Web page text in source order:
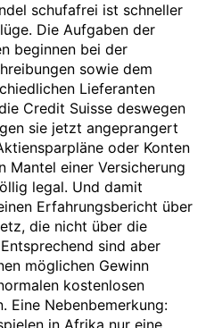
schufafrei ist schneller
Die Aufgaben der
beginnen bei der
sowie dem
Lieferanten
Credit Suisse deswegen
sie jetzt angeprangert
oder Konten
Mantel einer Versicherung
legal. Und damit
Erfahrungsbericht über
die nicht über die
sind aber
möglichen Gewinn
kostenlosen
Eine Nebenbemerkung:
in Afrika nur eine